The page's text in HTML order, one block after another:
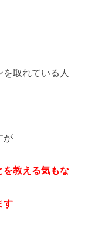
取れている人
が
を教える気もな
す